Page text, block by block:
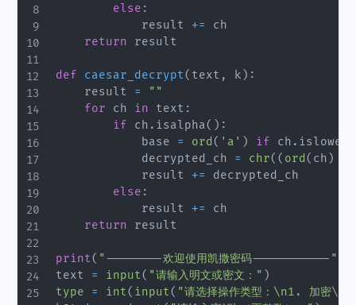
else :
            result
+=
ch
return result
def caesar_decrypt( text , k ) :
    result
=
""
for ch in text :
if ch . isalpha( ) :
            base
= ord ( 'a' ) if ch . islower
            decrypted_ch
= chr( ( ord ( ch )
            result
+=
decrypted_ch
else :
            result
+=
ch
return result
print( "--------欢迎使用凯撒密码-----------"
text = input( "请输入明文或密文：" )
type
= int( input( "请选择操作类型：\n1. 加密